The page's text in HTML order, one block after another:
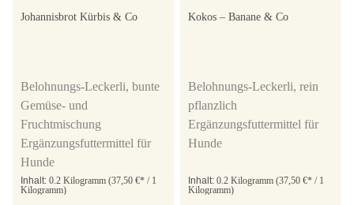
Johannisbrot Kürbis & Co
Belohnungs-Leckerli, bunte
Gemüse- und
Fruchtmischung
Ergänzungsfuttermittel für
Hunde
Inhalt: 0.2 Kilogramm (37,50 €* / 1
Kilogramm)
Kokos – Banane & Co
Belohnungs-Leckerli, rein
pflanzlich
Ergänzungsfuttermittel für
Hunde
Inhalt: 0.2 Kilogramm (37,50 €* / 1
Kilogramm)